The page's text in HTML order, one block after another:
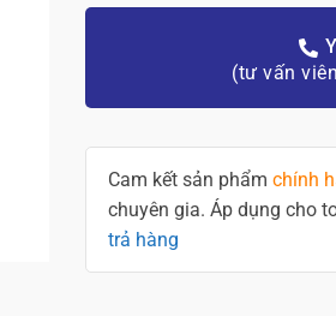
(tư vấn
Cam kết sản phẩm chính
chuyên gia. Áp dụng cho
trả hàng